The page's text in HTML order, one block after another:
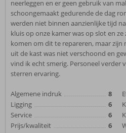
neerleggen en er geen gebruik van
schoongemaakt gedurende de dag
werden niet binnen aanzienlijke tijd
kluis op onze kamer was op slot en
komen om dit te repareren, maar
uit de kast was niet verschoond en
vind ik echt smerig. Personeel verder
sterren ervaring.
Algemene indruk
8
Ligging
6
Service
6
Prijs/kwaliteit
6